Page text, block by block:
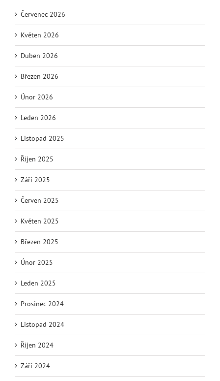
Červenec 2026
Květen 2026
Duben 2026
Březen 2026
Únor 2026
Leden 2026
Listopad 2025
Říjen 2025
Září 2025
Červen 2025
Květen 2025
Březen 2025
Únor 2025
Leden 2025
Prosinec 2024
Listopad 2024
Říjen 2024
Září 2024